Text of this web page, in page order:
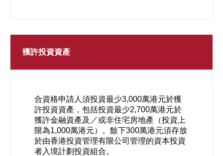
獲許投資資產
合資格申請人須投資最少3,000萬港元於獲
許投資資產，包括投資最少2,700萬港元於
獲許金融資產及／或非住宅房地產（投資上
限為1,000萬港元）。餘下300萬港元須存放
於由香港投資管理有限公司管理的資本投資
者入境計劃投資組合。